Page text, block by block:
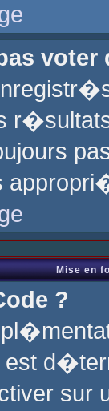
voter
Mise en
?
est
sur